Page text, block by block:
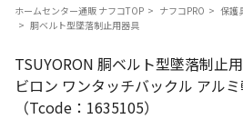
ホームセンター通販 ナフコTOP ナフコPRO 保護
胴ベルト型墜落制止用器具
TSUYORON 胴ベルト型墜落制止
ビロン ワンタッチバックル アル
（Tcode：1635105）